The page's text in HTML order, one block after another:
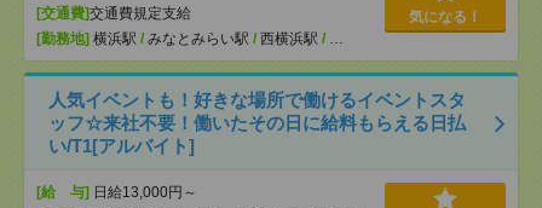
[交通費]交通費規定支給
[勤務地] 横浜駅 / みなとみらい駅 / 西横浜駅 / …
気になる！
人気イベントも！好きな場所で働けるイベントスタ
ッフ☆来社不要！働いたその日に給料もらえる日払
い/T1[アルバイト]
[給 与] 日給13,000円～